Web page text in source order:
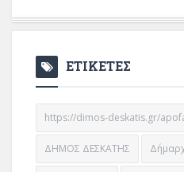
ΕΤΙΚΕΤΕΣ
https://dimos-deskatis.gr/
ΔΗΜΟΣ ΔΕΣΚΑΤΗΣ